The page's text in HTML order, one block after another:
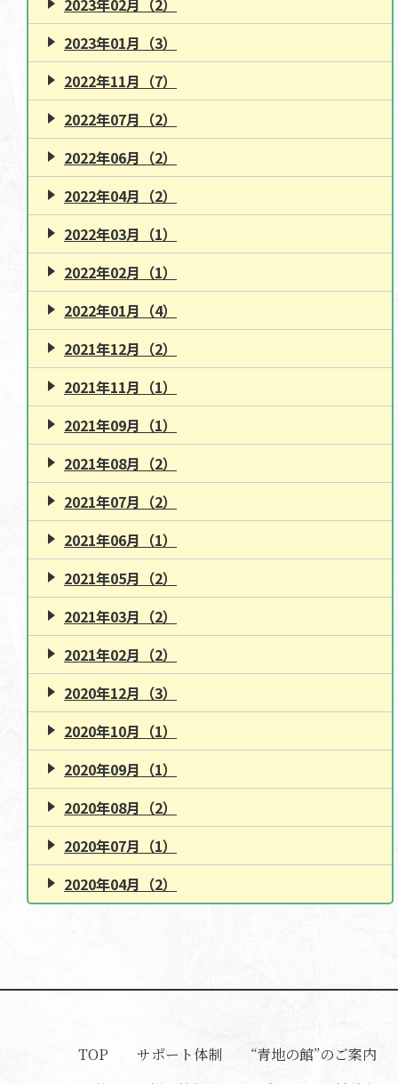
2023年02月（2）
2023年01月（3）
2022年11月（7）
2022年07月（2）
2022年06月（2）
2022年04月（2）
2022年03月（1）
2022年02月（1）
2022年01月（4）
2021年12月（2）
2021年11月（1）
2021年09月（1）
2021年08月（2）
2021年07月（2）
2021年06月（1）
2021年05月（2）
2021年03月（2）
2021年02月（2）
2020年12月（3）
2020年10月（1）
2020年09月（1）
2020年08月（2）
2020年07月（1）
2020年04月（2）
TOP サポート体制
“青地の館”のご案内